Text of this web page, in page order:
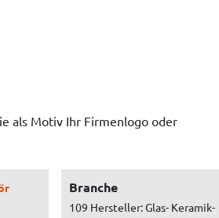
als Motiv Ihr Firmenlogo oder
Branche
109 Hersteller: Glas- Keramik-